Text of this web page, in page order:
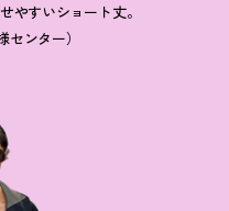
やすいショート丈。
ンター）